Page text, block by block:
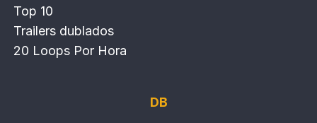
Top 10
Trailers dublados
20 Loops Por Hora
DB